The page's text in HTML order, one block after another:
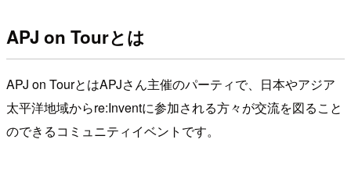
APJ on Tourとは
APJ on TourとはAPJさん主催のパーティで、日本やアジア
太平洋地域からre:Inventに参加される方々が交流を図ること
のできるコミュニティイベントです。